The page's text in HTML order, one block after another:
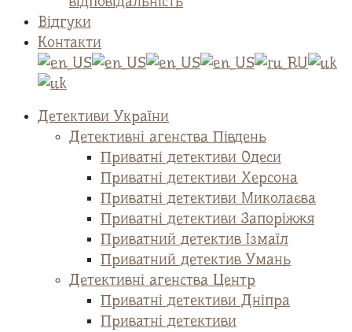
Відгуки
Контакти
Детективи України
Детективні агенства Південь
Приватні детективи Одеси
Приватні детективи Херсона
Приватні детективи Миколаєва
Приватні детективи Запоріжжя
Приватний детектив Ізмаїл
Приватний детектив Умань
Детективні агенства Центр
Приватні детективи Дніпра
Приватні детективи